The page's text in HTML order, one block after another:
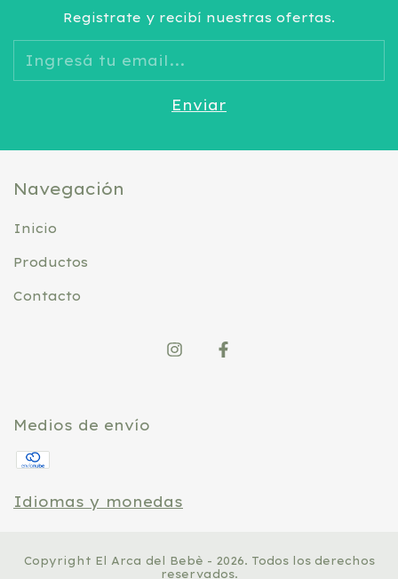
Registrate y recibí nuestras ofertas.
Navegación
Inicio
Productos
Contacto
Medios de envío
Idiomas y monedas
Copyright El Arca del Bebè - 2026. Todos los derechos
reservados.